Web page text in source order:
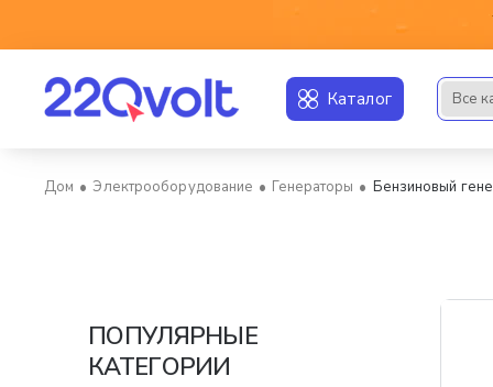
Каталог Все
Электрооборудование Генераторы Бензиновый
ПОПУЛЯРНЫЕ
КАТЕГОРИИ